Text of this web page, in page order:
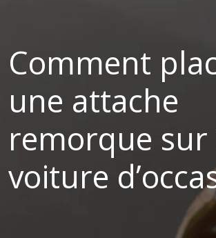
Comment
une attache
remorque
voiture